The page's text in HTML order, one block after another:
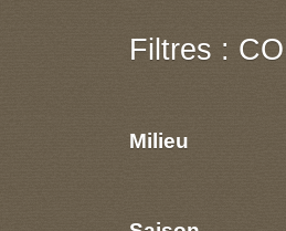
Filtres :
Milieu